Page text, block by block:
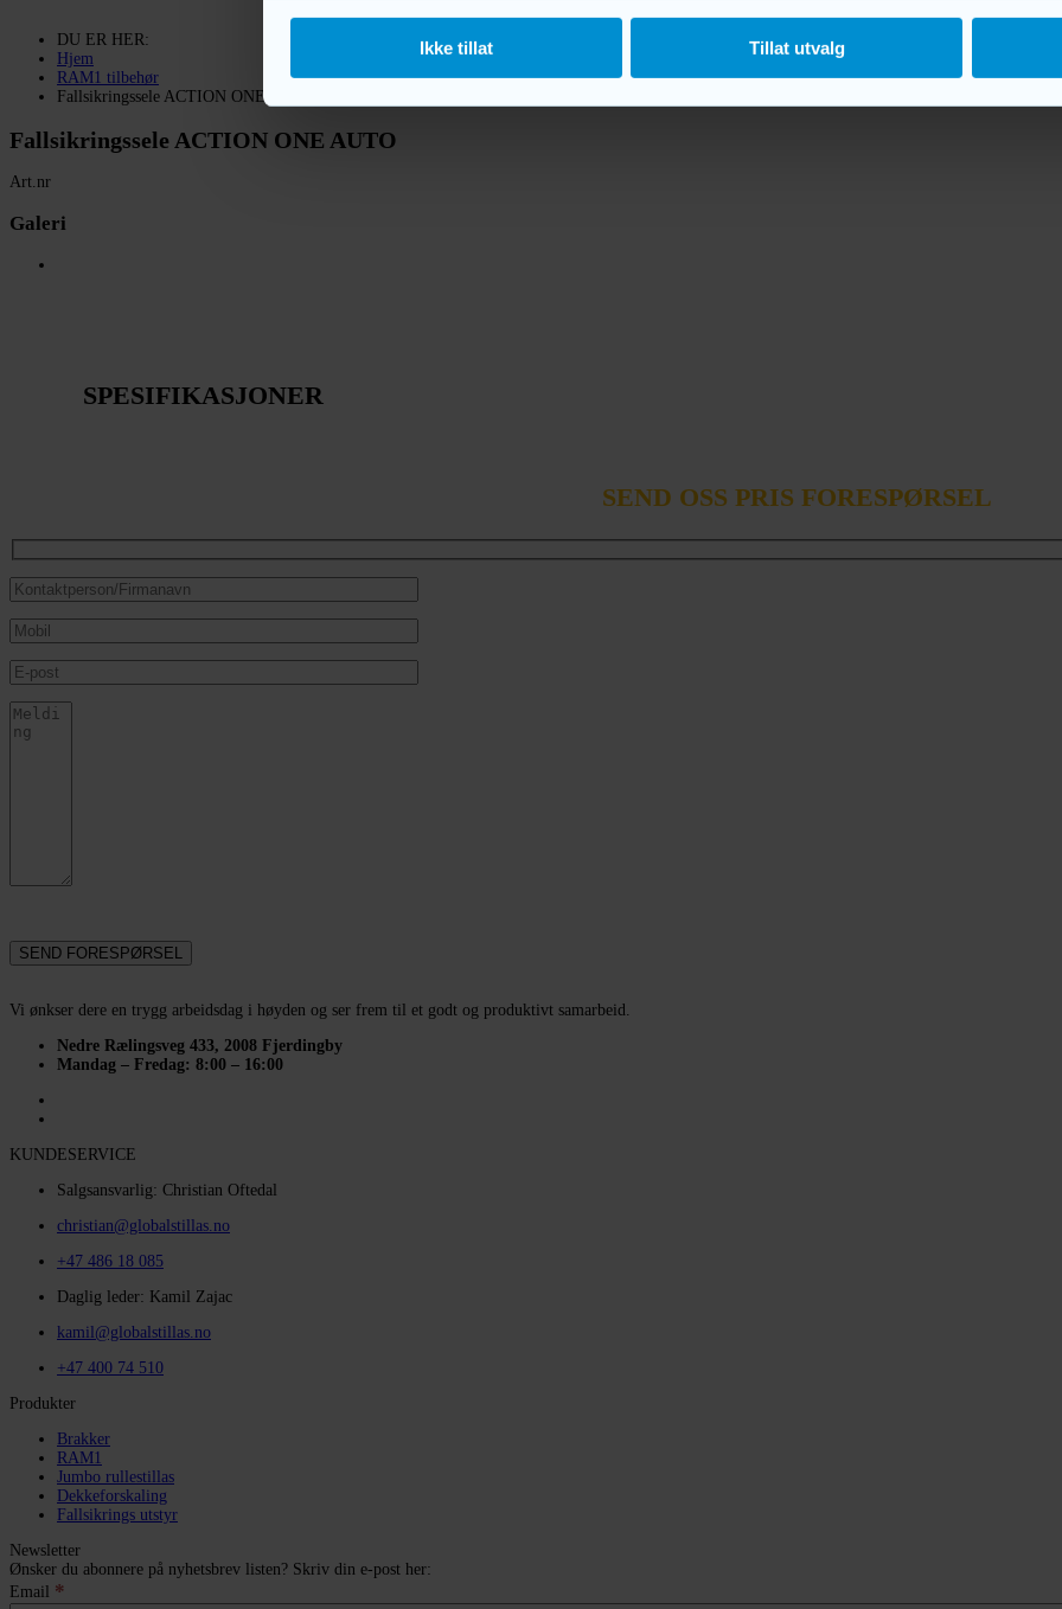
Ikke tillat Tillat utvalg
DU ER HER:
Hjem
RAM1 tilbehør
Fallsikringssele ACTION ONE AUTO
Fallsikringssele ACTION ONE AUTO
Art.nr
Galeri
SPESIFIKASJONER
SEND OSS PRIS FORESPØRSEL
Vi ønkser dere en trygg arbeidsdag i høyden og ser frem til et godt og produktivt samarbeid.
Nedre Rælingsveg 433, 2008 Fjerdingby
Mandag – Fredag: 8:00 – 16:00
KUNDESERVICE
Salgsansvarlig: Christian Oftedal
christian@globalstillas.no
+47 486 18 085
Daglig leder: Kamil Zajac
kamil@globalstillas.no
+47 400 74 510
Produkter
Brakker
RAM1
Jumbo rullestillas
Dekkeforskaling
Fallsikrings utstyr
Newsletter
Ønsker du abonnere på nyhetsbrev listen? Skriv din e-post her:
Email *